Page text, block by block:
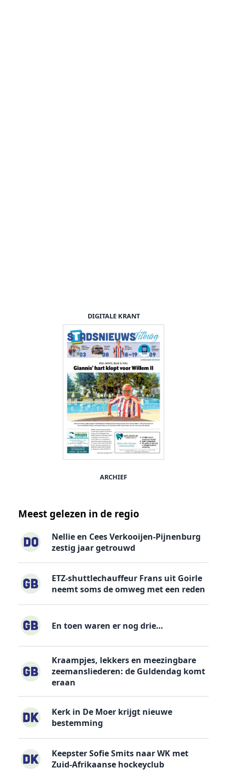
DIGITALE KRANT
ARCHIEF
Meest gelezen in de regio
Nellie en Cees Verkooijen-Pijnenburg
zestig jaar getrouwd
ETZ-shuttlechauffeur Frans uit Goirle
neemt soms de omweg met een reden
En toen waren er nog drie…
Kraampjes, lekkers en meezingbare
zeemansliederen: de Guldendag komt
eraan
Kerk in De Moer krijgt nieuwe
bestemming
Keepster Sofie Smits naar WK met
Zuid-Afrikaanse hockeyclub